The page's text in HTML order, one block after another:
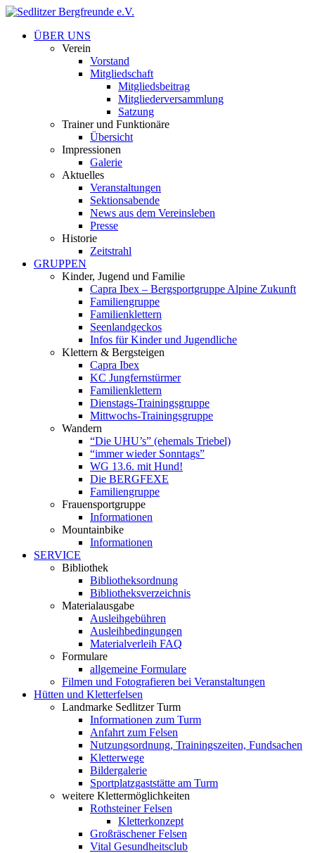
ÜBER UNS
Verein
Vorstand
Mitgliedschaft
Mitgliedsbeitrag
Mitgliederversammlung
Satzung
Trainer und Funktionäre
Übersicht
Impressionen
Galerie
Aktuelles
Veranstaltungen
Sektionsabende
News aus dem Vereinsleben
Presse
Historie
Zeitstrahl
GRUPPEN
Kinder, Jugend und Familie
Capra Ibex – Bergsportgruppe Alpine Zukunft
Familiengruppe
Familienklettern
Seenlandgeckos
Infos für Kinder und Jugendliche
Klettern & Bergsteigen
Capra Ibex
KC Jungfernstürmer
Familienklettern
Dienstags-Trainingsgruppe
Mittwochs-Trainingsgruppe
Wandern
“Die UHU’s” (ehemals Triebel)
“immer wieder Sonntags”
WG 13.6. mit Hund!
Die BERGFEXE
Familiengruppe
Frauensportgruppe
Informationen
Mountainbike
Informationen
SERVICE
Bibliothek
Bibliotheksordnung
Bibliotheksverzeichnis
Materialausgabe
Ausleihgebühren
Ausleihbedingungen
Materialverleih FAQ
Formulare
allgemeine Formulare
Filmen und Fotografieren bei Veranstaltungen
Hütten und Kletterfelsen
Landmarke Sedlitzer Turm
Informationen zum Turm
Anfahrt zum Felsen
Nutzungsordnung, Trainingszeiten, Fundsachen
Kletterwege
Bildergalerie
Sportplatzgaststätte am Turm
weitere Klettermöglichkeiten
Rothsteiner Felsen
Kletterkonzept
Großräschener Felsen
Vital Gesundheitsclub